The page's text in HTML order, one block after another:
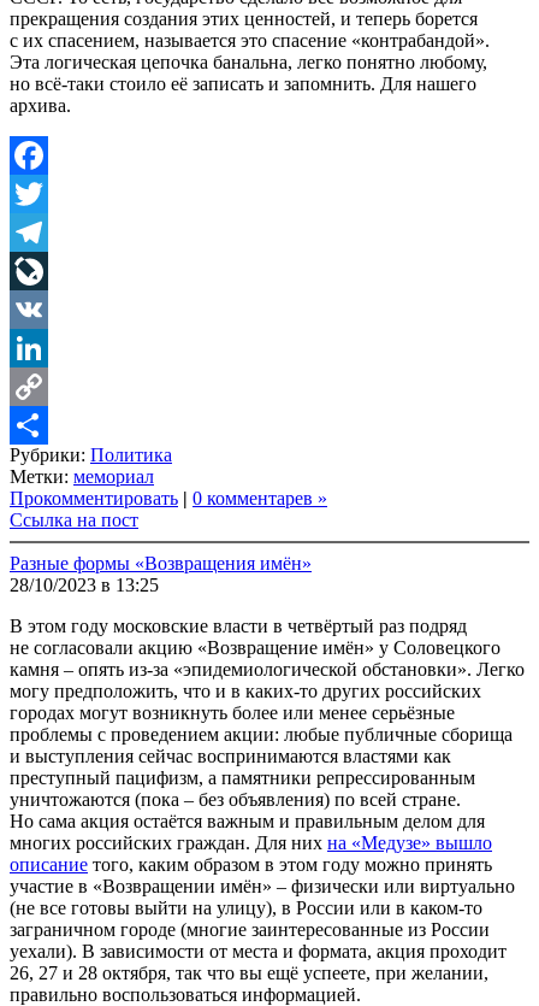
прекращения создания этих ценностей, и теперь борется
с их спасением, называется это спасение «контрабандой».
Эта логическая цепочка банальна, легко понятно любому,
но всё-таки стоило её записать и запомнить. Для нашего
архива.
Facebook
Twitter
Telegram
LiveJournal
VK
LinkedIn
Copy
Link
Share
Рубрики: Политика
Метки: мемориал
Прокомментировать | 0 комментарев »
Ссылка на пост
Разные формы «Возвращения имён»
28/10/2023 в 13:25
В этом году московские власти в четвёртый раз подряд
не согласовали акцию «Возвращение имён» у Соловецкого
камня – опять из-за «эпидемиологической обстановки». Легко
могу предположить, что и в каких-то других российских
городах могут возникнуть более или менее серьёзные
проблемы с проведением акции: любые публичные сборища
и выступления сейчас воспринимаются властями как
преступный пацифизм, а памятники репрессированным
уничтожаются (пока – без объявления) по всей стране.
Но сама акция остаётся важным и правильным делом для
многих российских граждан. Для них на «Медузе» вышло
описание того, каким образом в этом году можно принять
участие в «Возвращении имён» – физически или виртуально
(не все готовы выйти на улицу), в России или в каком-то
заграничном городе (многие заинтересованные из России
уехали). В зависимости от места и формата, акция проходит
26, 27 и 28 октября, так что вы ещё успеете, при желании,
правильно воспользоваться информацией.